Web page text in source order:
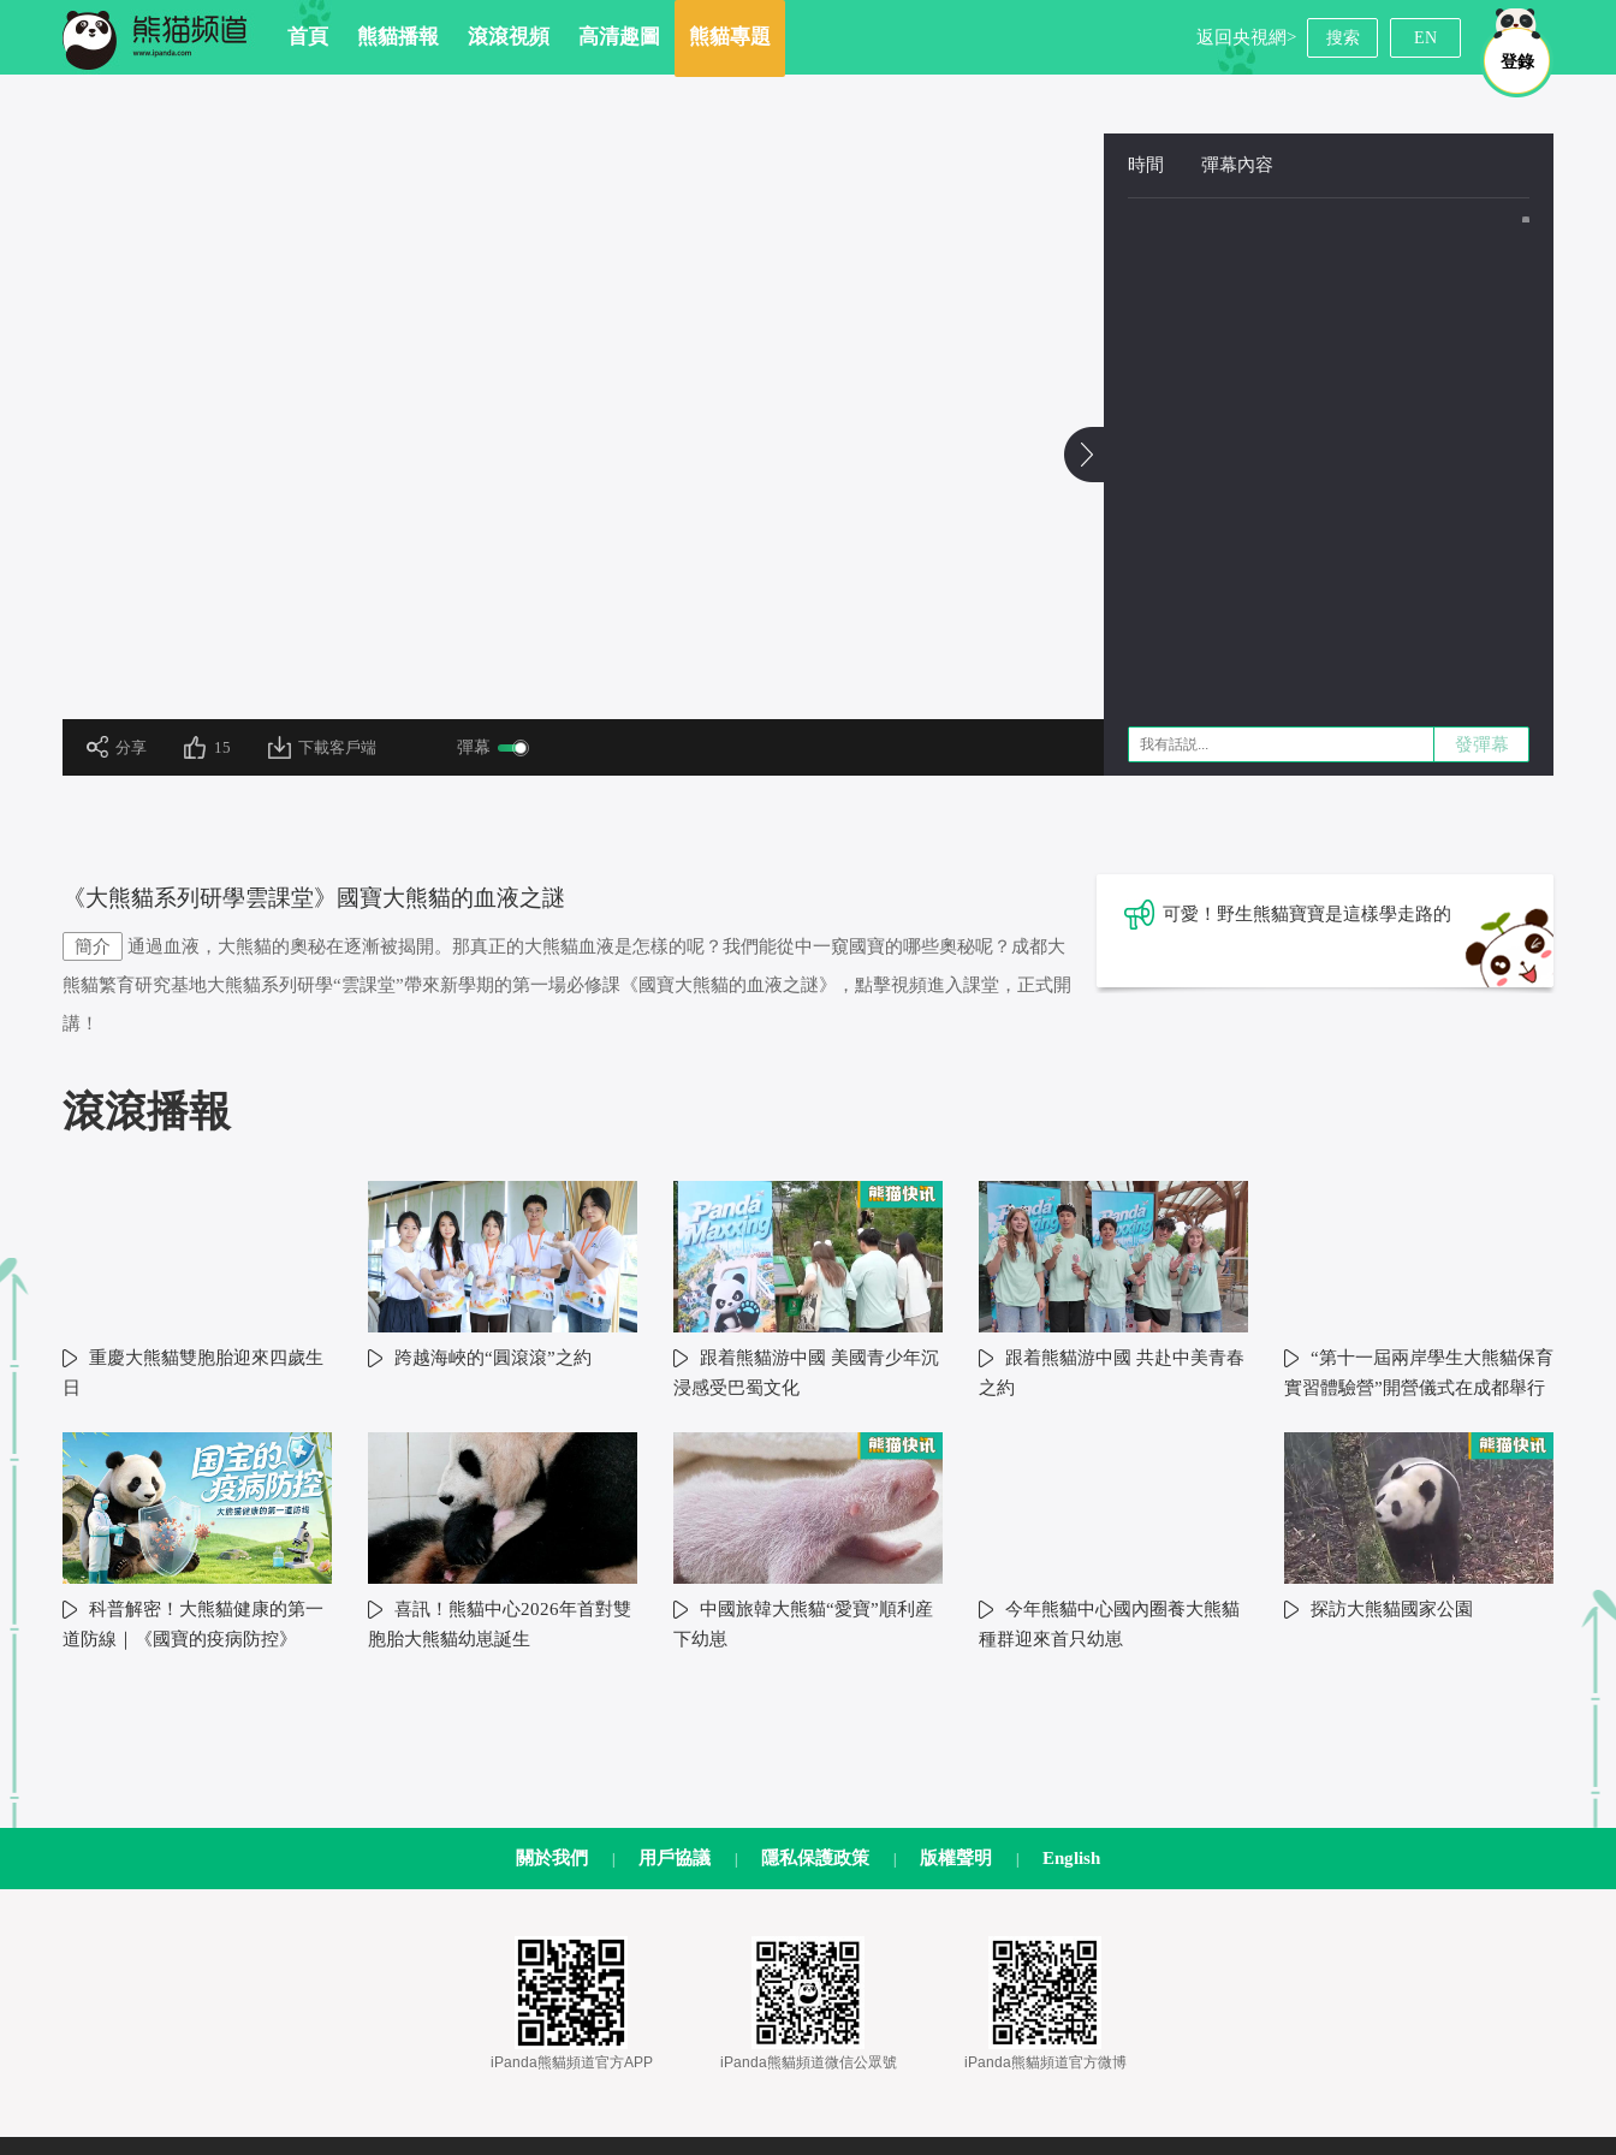
首頁 熊貓播報 滾滾視頻 高清趣圖 熊貓專題
登錄
返回央視網> 搜索 EN
分享 15 下載客戶端 彈幕
時間 彈幕內容
發彈幕
《大熊貓系列研學雲課堂》國寶大熊貓的血液之謎
簡介
通過血液，大熊貓的奧秘在逐漸被揭開。那真正的大熊貓血液是怎樣的呢？我們能從中一窺國寶的哪些奧秘呢？成都大
熊貓繁育研究基地大熊貓系列研學“雲課堂”帶來新學期的第一場必修課《國寶大熊貓的血液之謎》，點擊視頻進入課堂，正式開
講！
可愛！野生熊貓寶寶是這樣學走路的
滾滾播報
重慶大熊貓雙胞胎迎來四歲生
日
跨越海峽的“圓滾滾”之約
跟着熊貓游中國 美國青少年沉
浸感受巴蜀文化
跟着熊貓游中國 共赴中美青春
之約
“第十一屆兩岸學生大熊貓保育
實習體驗營”開營儀式在成都舉行
科普解密！大熊貓健康的第一
道防線｜《國寶的疫病防控》
喜訊！熊貓中心2026年首對雙
胞胎大熊貓幼崽誕生
中國旅韓大熊貓“愛寶”順利産
下幼崽
今年熊貓中心國內圈養大熊貓
種群迎來首只幼崽
探訪大熊貓國家公園
關於我們 用戶協議 隱私保護政策 版權聲明 English
iPanda熊貓頻道官方APP iPanda熊貓頻道微信公眾號 iPanda熊貓頻道官方微博